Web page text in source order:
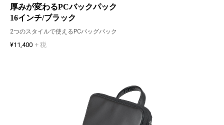
厚みが変わるPCバックパック
16インチ/ブラック
2つのスタイルで使えるPCバッグパック
¥11,400 + 税